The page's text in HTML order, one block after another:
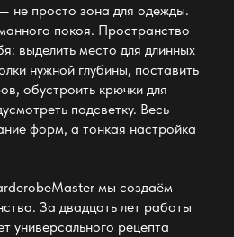
не просто зона для одежды.
покоя. Пространство
выделить место для длинных
нужной глубины, поставить
обустроить крючки для
подсветку. Весь
форм, а тонкая настройка
мы создаём
. За двадцать лет работы
универсального рецепта